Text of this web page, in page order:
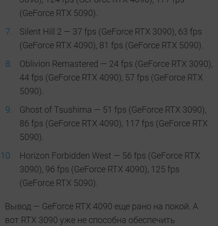
(GeForce RTX 5090).
Silent Hill 2 — 37 fps (GeForce RTX 3090), 63 fps
(GeForce RTX 4090), 81 fps (GeForce RTX 5090).
Oblivion Remastered — 24 fps (GeForce RTX 3090),
44 fps (GeForce RTX 4090), 57 fps (GeForce RTX
5090).
Ghost of Tsushima — 51 fps (GeForce RTX 3090),
86 fps (GeForce RTX 4090), 117 fps (GeForce RTX
5090).
Horizon Forbidden West — 56 fps (GeForce RTX
3090), 96 fps (GeForce RTX 4090), 125 fps
(GeForce RTX 5090).
Вывод — GeForce RTX 4090 еще рано на покой. А
вот RTX 3090 уже не способна обеспечить